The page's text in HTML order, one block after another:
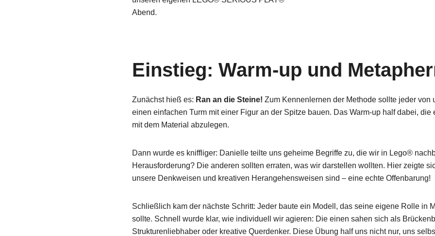
Abend.
Einstieg: Warm-up und
Zunächst hieß es: Ran an die Steine! Zum Kennenlernen der Methode sollte jeder von
einen einfachen Turm mit einer Figur an der Spitze bauen. Das Warm-up half dabei, die
mit dem Material abzulegen.
Dann wurde es kniffliger: Danielle teilte uns geheime Begriffe zu, die wir in Lego®
Herausforderung? Die anderen sollten erraten, was wir darstellen wollten. Hier zeigte
unsere Denkweisen und kreativen Herangehensweisen sind – eine echte Offenbarung!
Schließlich kam der nächste Schritt: Jeder baute ein Modell, das seine eigene Rolle in
sollte. Schnell wurde klar, wie individuell wir agieren: Die einen sahen sich als
Strukturenliebhaber oder kreative Querdenker. Diese Übung half uns nicht nur, uns